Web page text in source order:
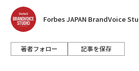
Forbes JAPAN BrandVoice
著者フォロー 記事を保存